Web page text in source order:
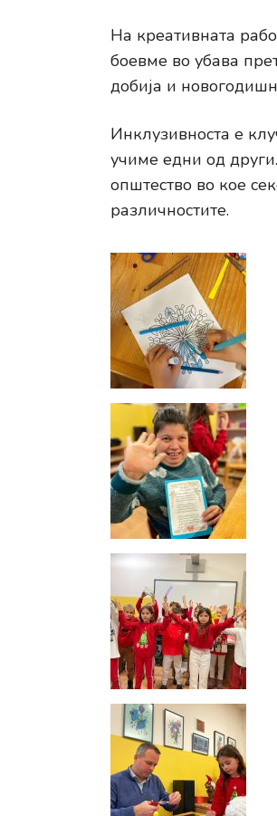
На креативната
боевме во убава
добија и
Инклузивноста е
учиме едни од
општество во кое
различностите.